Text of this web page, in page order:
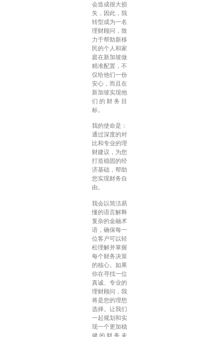
会造成很大损
失，因此，我
转型成为一名
理财顾问，致
力于帮助新移
民的个人和家
庭在新加坡做
精准配置，不
仅给他们一份
安心，而且在
新加坡实现他
们的财务目
标。
我的使命是：
通过深度的对
比和专业的理
财建议，为您
打造稳固的经
济基础，帮助
您实现财务自
由。
我会以简洁易
懂的语言解释
复杂的金融术
语，确保每一
位客户可以轻
松理解并掌握
每个财务决策
的核心。如果
你在寻找一位
真诚、专业的
理财顾问，我
将是您的理想
选择。让我们
一起规划和实
现一个更加稳
健的财务未